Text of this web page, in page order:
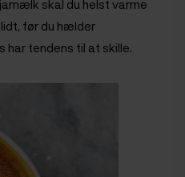
skal du helst varme
før du hælder
har tendens til at skille.